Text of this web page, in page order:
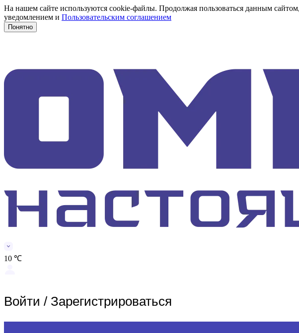
На нашем сайте используются cookie-файлы. Продолжая пользоваться данным
уведомлением и Пользовательским соглашением
Понятно
10 ℃
Войти / Зарегистрироваться